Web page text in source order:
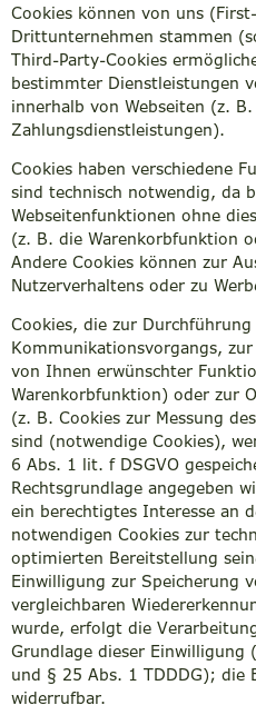
Cookies können von uns
Drittunternehmen stammen
Third-Party-Cookies
bestimmter Dienstleistungen
innerhalb von Webseiten (z.
Zahlungsdienstleistungen).
Cookies haben verschiedene
sind technisch notwendig, da
Webseitenfunktionen ohne
(z. B. die Warenkorbfunktion
Andere Cookies können zur
Nutzerverhaltens oder zu
Cookies, die zur
Kommunikationsvorgangs,
von Ihnen erwünschter
Warenkorbfunktion) oder zur
(z. B. Cookies zur Messung
sind (notwendige Cookies),
6 Abs. 1 lit. f DSGVO
Rechtsgrundlage angegeben
ein berechtigtes Interesse an
notwendigen Cookies zur
optimierten Bereitstellung
Einwilligung zur Speicherung
vergleichbaren
wurde, erfolgt die
Grundlage dieser
und § 25 Abs. 1 TDDDG); die
widerrufbar.